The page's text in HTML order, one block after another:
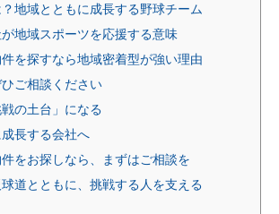
？地域とともに成長する野球チーム
が地域スポーツを応援する意味
件を探すなら地域密着型が強い理由
ひご相談ください
戦の土台」になる
成長する会社へ
件をお探しなら、まずはご相談を
球道とともに、挑戦する人を支える